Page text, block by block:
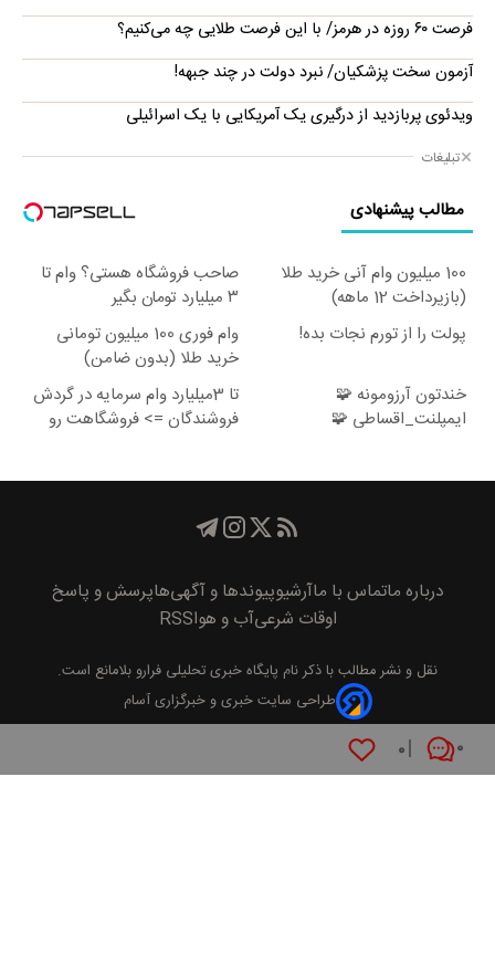
۰ ۰
فرصت ۶۰ روزه در هرمز/ با این فرصت طلایی چه می‌کنیم؟
آزمون سخت پزشکیان/ نبرد دولت در چند جبهه!
ویدئوی پربازدید از درگیری یک آمریکایی با یک اسرائیلی
تبلیغات
مطالب پیشنهادی
100 میلیون وام آنی خرید طلا
(بازپرداخت 12 ماهه)
صاحب فروشگاه هستی؟ وام تا
۳ میلیارد تومان بگیر
پولت را از تورم نجات بده!
وام فوری 100 میلیون تومانی
خرید طلا (بدون ضامن)
خندتون آرزومونه 🧩
ایمپلنت_اقساطی 🧩
تا 3میلیارد وام سرمایه در گردش
فروشندگان => فروشگاهت رو
درباره ماتماس با ماآرشیوپیوند‌ها و آگهی‌هاپرسش و پاسخ
اوقات شرعیآب و هواRSS
نقل و نشر مطالب با ذکر نام پايگاه خبری تحليلی فرارو بلامانع است.
طراحی سایت خبری و خبرگزاری آسام